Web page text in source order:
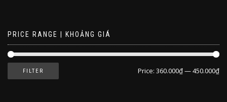
PRICE RANGE | KHOẢNG GIÁ
FILTER Price: 360.000₫—450.000₫